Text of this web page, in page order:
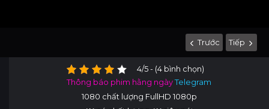
Trước Tiếp
4/5 - (4 bình chọn)
Thông báo phim hằng ngàyTelegram
1080 chất lượng FullHD 1080p